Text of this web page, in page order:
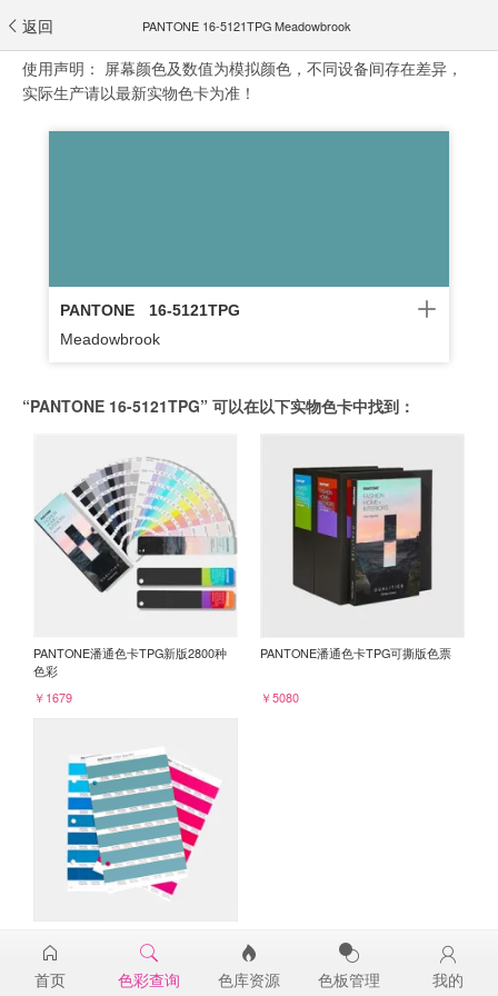
返回 PANTONE 16-5121TPG Meadowbrook
使用声明： 屏幕颜色及数值为模拟颜色，不同设备间存在差异，
实际生产请以最新实物色卡为准！
PANTONE
16-5121TPG
Meadowbrook
“PANTONE 16-5121TPG” 可以在以下实物色卡中找到：
PANTONE潘通色卡TPG新版2800种
色彩
￥1679
PANTONE潘通色卡TPG可撕版色票
￥5080
16-5121TPG
￥98
首页 色彩查询 色库资源 色板管理 我的